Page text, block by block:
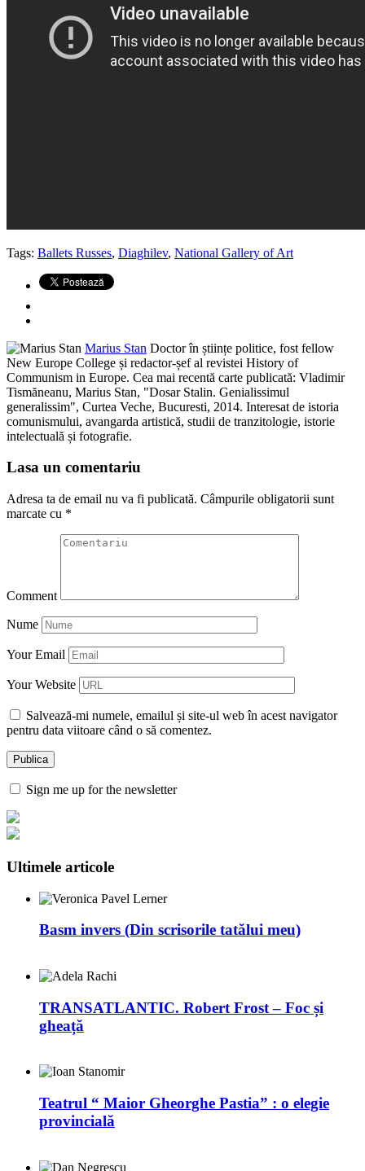
Tags: Ballets Russes, Diaghilev, National Gallery of Art
Marius Stan Doctor în științe politice, fost fellow
New Europe College și redactor-șef al revistei History of
Communism in Europe. Cea mai recentă carte publicată: Vladimir
Tismăneanu, Marius Stan, "Dosar Stalin. Genialissimul
generalissim", Curtea Veche, Bucuresti, 2014. Interesat de istoria
comunismului, avangarda artistică, studii de tranzitologie, istorie
intelectuală și fotografie.
Lasa un comentariu
Adresa ta de email nu va fi publicată. Câmpurile obligatorii sunt
marcate cu *
Comment
Nume
Your Email
Your Website
Salvează-mi numele, emailul și site-ul web în acest navigator
pentru data viitoare când o să comentez.
Sign me up for the newsletter
Ultimele articole
Basm invers (Din scrisorile tatălui meu)
TRANSATLANTIC. Robert Frost – Foc și
gheață
Teatrul “ Maior Gheorghe Pastia” : o elegie
provincială